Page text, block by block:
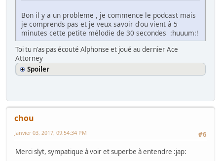
Bon il y a un probleme , je commence le podcast mais
je comprends pas et je veux savoir d'ou vient à 5
minutes cette petite mélodie de 30 secondes :huuum:!
Toi tu n'as pas écouté Alphonse et joué au dernier Ace
Attorney
Spoiler
chou
#6
Janvier 03, 2017, 09:54:34 PM
Merci slyt, sympatique à voir et superbe à entendre :jap: